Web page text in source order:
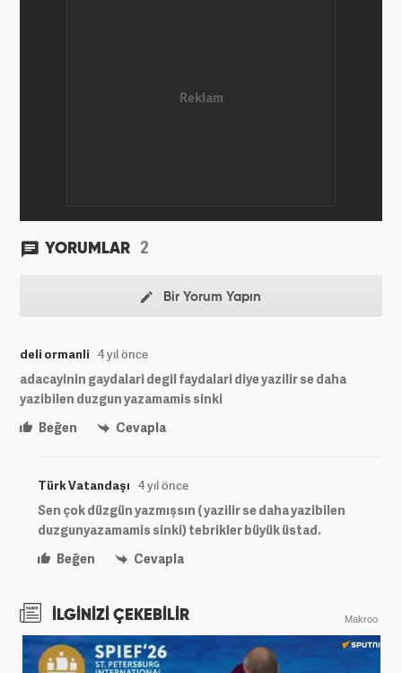
YORUMLAR 2
Bir Yorum Yapın
deli ormanli 4 yıl önce
adacayinin gaydalari degil faydalari diye yazilir se daha
yazibilen duzgun yazamamis sinki
Beğen
Cevapla
Türk Vatandaşı 4 yıl önce
Sen çok düzgün yazmışsın ( yazilir se daha yazibilen
duzgunyazamamis sinki) tebrikler büyük üstad.
Beğen
Cevapla
İLGİNİZİ ÇEKEBİLİR Makroo